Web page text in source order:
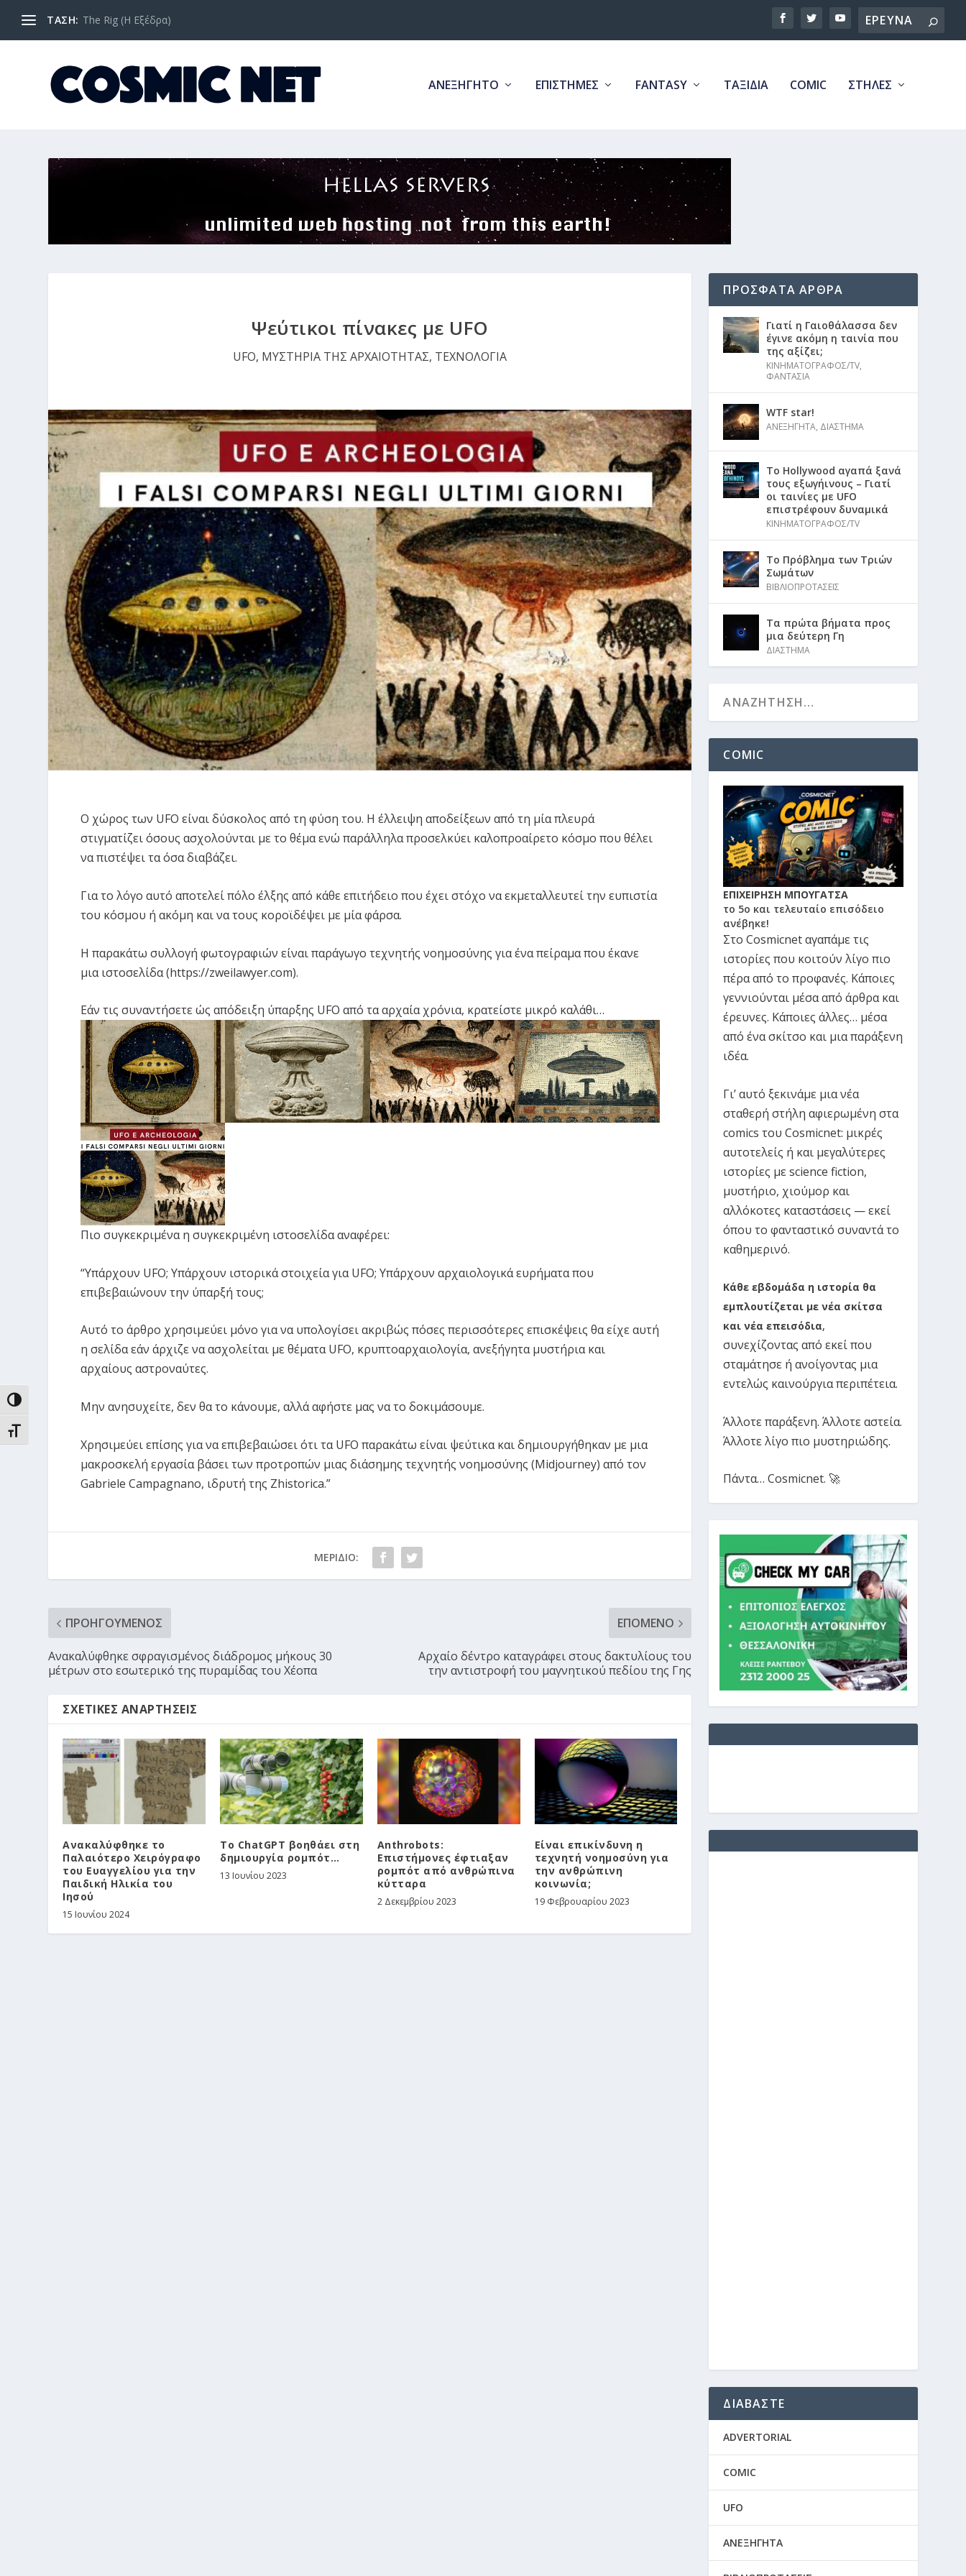
ΕΝΑΛΛΑΓΉ ΥΨΗΛΉΣ ΑΝΤΊΘΕΣΗΣ
ΕΝΑΛΛΑΓΉ ΜΕΓΈΘΟΥΣ ΓΡΑΜΜΆΤΩΝ
ΤΑΣΗ: The Rig (Η Εξέδρα) Search
ΑΝΕΞΗΓΗΤΟ ΕΠΙΣΤΗΜΕΣ FANTASY ΤΑΞΙΔΙΑ COMIC ΣΤΗΛΕΣ
Ψεύτικοι πίνακες με UFO
UFO, ΜΥΣΤΗΡΙΑ ΤΗΣ ΑΡΧΑΙΟΤΗΤΑΣ, ΤΕΧΝΟΛΟΓΙΑ
Ο χώρος των UFO είναι δύσκολος από τη φύση του. Η έλλειψη αποδείξεων από τη μία πλευρά
στιγματίζει όσους ασχολούνται με το θέμα ενώ παράλληλα προσελκύει καλοπροαίρετο κόσμο που θέλει
να πιστέψει τα όσα διαβάζει.
Για το λόγο αυτό αποτελεί πόλο έλξης από κάθε επιτήδειο που έχει στόχο να εκμεταλλευτεί την ευπιστία
του κόσμου ή ακόμη και να τους κοροϊδέψει με μία φάρσα.
Η παρακάτω συλλογή φωτογραφιών είναι παράγωγο τεχνητής νοημοσύνης για ένα πείραμα που έκανε
μια ιστοσελίδα (https://zweilawyer.com).
Εάν τις συναντήσετε ώς απόδειξη ύπαρξης UFO από τα αρχαία χρόνια, κρατείστε μικρό καλάθι…
Πιο συγκεκριμένα η συγκεκριμένη ιστοσελίδα αναφέρει:
“Υπάρχουν UFO; Υπάρχουν ιστορικά στοιχεία για UFO; Υπάρχουν αρχαιολογικά ευρήματα που
επιβεβαιώνουν την ύπαρξή τους;
Αυτό το άρθρο χρησιμεύει μόνο για να υπολογίσει ακριβώς πόσες περισσότερες επισκέψεις θα είχε αυτή
η σελίδα εάν άρχιζε να ασχολείται με θέματα UFO, κρυπτοαρχαιολογία, ανεξήγητα μυστήρια και
αρχαίους αστροναύτες.
Μην ανησυχείτε, δεν θα το κάνουμε, αλλά αφήστε μας να το δοκιμάσουμε.
Χρησιμεύει επίσης για να επιβεβαιώσει ότι τα UFO παρακάτω είναι ψεύτικα και δημιουργήθηκαν με μια
μακροσκελή εργασία βάσει των προτροπών μιας διάσημης τεχνητής νοημοσύνης (Midjourney) από τον
Gabriele Campagnano, ιδρυτή της Zhistorica.”
ΜΕΡΊΔΙΟ:
ΠΡΟΗΓΟΎΜΕΝΟΣ
Aνακαλύφθηκε σφραγισμένος διάδρομος μήκους 30
μέτρων στο εσωτερικό της πυραμίδας του Χέοπα
ΕΠΌΜΕΝΟ
Αρχαίο δέντρο καταγράφει στους δακτυλίους του
την αντιστροφή του μαγνητικού πεδίου της Γης
ΣΧΕΤΙΚΈΣ ΑΝΑΡΤΉΣΕΙΣ
Ανακαλύφθηκε το
Παλαιότερο Χειρόγραφο
του Ευαγγελίου για την
Παιδική Ηλικία του
Ιησού
15 Ιουνίου 2024
Το ChatGPT βοηθάει στη
δημιουργία ρομπότ…
13 Ιουνίου 2023
Anthrobots:
Επιστήμονες έφτιαξαν
ρομπότ από ανθρώπινα
κύτταρα
2 Δεκεμβρίου 2023
Είναι επικίνδυνη η
τεχνητή νοημοσύνη για
την ανθρώπινη
κοινωνία;
19 Φεβρουαρίου 2023
ΠΡΟΣΦΑΤΑ ΑΡΘΡΑ
Γιατί η Γαιοθάλασσα δεν
έγινε ακόμη η ταινία που
της αξίζει;
ΚΙΝΗΜΑΤΟΓΡΑΦΟΣ/TV,
ΦΑΝΤΑΣΙΑ
WTF star!
ΑΝΕΞΗΓΗΤΑ, ΔΙΑΣΤΗΜΑ
Το Hollywood αγαπά ξανά
τους εξωγήινους – Γιατί
οι ταινίες με UFO
επιστρέφουν δυναμικά
ΚΙΝΗΜΑΤΟΓΡΑΦΟΣ/TV
Το Πρόβλημα των Τριών
Σωμάτων
ΒΙΒΛΙΟΠΡΟΤΑΣΕΙΣ
Τα πρώτα βήματα προς
μια δεύτερη Γη
ΔΙΑΣΤΗΜΑ
COMIC
ΕΠΙΧΕΙΡΗΣΗ ΜΠΟΥΓΑΤΣΑ
το 5ο και τελευταίο επισόδειο
ανέβηκε!
Στο Cosmicnet αγαπάμε τις
ιστορίες που κοιτούν λίγο πιο
πέρα από το προφανές. Κάποιες
γεννιούνται μέσα από άρθρα και
έρευνες. Κάποιες άλλες… μέσα
από ένα σκίτσο και μια παράξενη
ιδέα.
Γι’ αυτό ξεκινάμε μια νέα
σταθερή στήλη αφιερωμένη στα
comics του Cosmicnet: μικρές
αυτοτελείς ή και μεγαλύτερες
ιστορίες με science fiction,
μυστήριο, χιούμορ και
αλλόκοτες καταστάσεις — εκεί
όπου το φανταστικό συναντά το
καθημερινό.
Κάθε εβδομάδα η ιστορία θα
εμπλουτίζεται με νέα σκίτσα
και νέα επεισόδια,
συνεχίζοντας από εκεί που
σταμάτησε ή ανοίγοντας μια
εντελώς καινούργια περιπέτεια.
Άλλοτε παράξενη. Άλλοτε αστεία.
Άλλοτε λίγο πιο μυστηριώδης.
Πάντα… Cosmicnet. 🚀
ΔΙΑΒΑΣΤΕ
ADVERTORIAL
COMIC
UFO
ΑΝΕΞΗΓΗΤΑ